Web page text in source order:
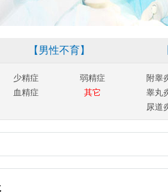
【男性不育】
少精症
弱精症
血精症
其它
附睾
睾丸
尿道